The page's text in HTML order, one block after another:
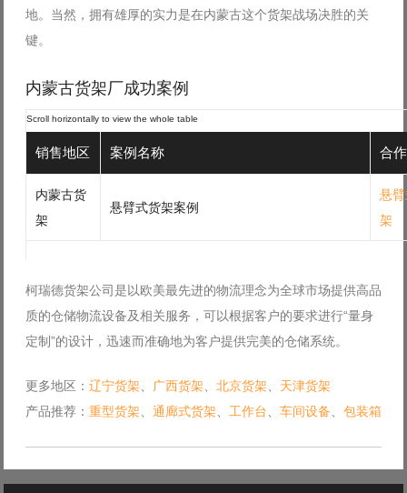
地。当然，拥有雄厚的实力是在内蒙古这个货架战场决胜的关
键。
内蒙古货架厂成功案例
销售地区 案例名称 合
内蒙古货
架
悬臂式货架案例
悬
架
柯瑞德货架公司是以欧美最先进的物流理念为全球市场提供高品
质的仓储物流设备及相关服务，可以根据客户的要求进行“量身
定制”的设计，迅速而准确地为客户提供完美的仓储系统。
更多地区： 辽宁货架 广西货架 北京货架
天津货架
产品推荐： 重型货架 通廊式货架 工作台 车间设备 包装箱